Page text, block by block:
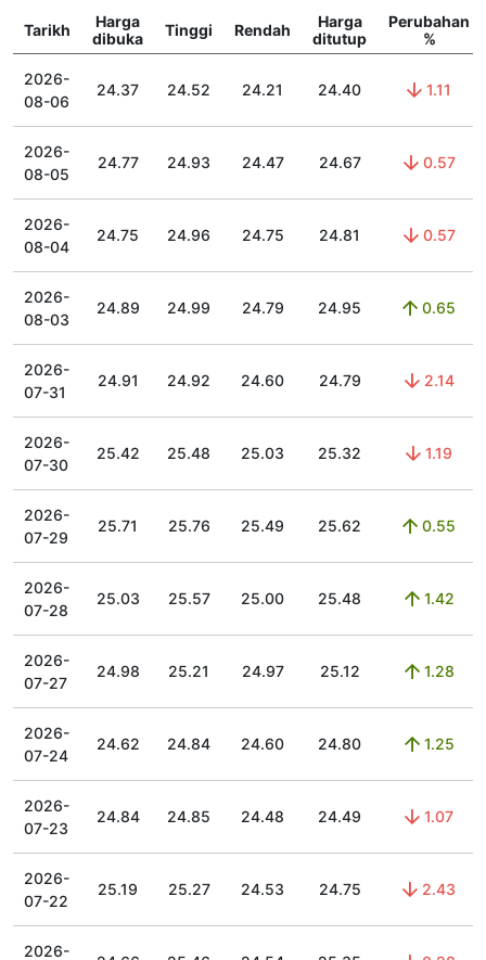
Tarikh
Harga
dibuka
Tinggi Rendah
Harga
ditutup
Perubahan
%
2026-
08-06
24.37 24.52 24.21 24.40 1.11
2026-
08-05
24.77 24.93 24.47 24.67 0.57
2026-
08-04
24.75 24.96 24.75 24.81 0.57
2026-
08-03
24.89 24.99 24.79 24.95 0.65
2026-
07-31
24.91 24.92 24.60 24.79 2.14
2026-
07-30
25.42 25.48 25.03 25.32 1.19
2026-
07-29
25.71 25.76 25.49 25.62 0.55
2026-
07-28
25.03 25.57 25.00 25.48 1.42
2026-
07-27
24.98 25.21 24.97 25.12 1.28
2026-
07-24
24.62 24.84 24.60 24.80 1.25
2026-
07-23
24.84 24.85 24.48 24.49 1.07
2026-
07-22
25.19 25.27 24.53 24.75 2.43
2026-